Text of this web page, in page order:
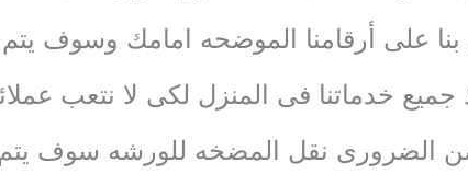
بنا على أرقامنا الموضحه امامك وسوف
جميع خدماتنا فى المنزل لكى لا نتعب
الضرورى نقل المضخه للورشه سوف